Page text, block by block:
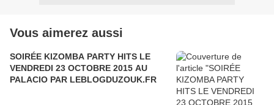
Vous aimerez aussi
SOIRÉE KIZOMBA PARTY HITS LE
VENDREDI 23 OCTOBRE 2015 AU
PALACIO PAR LEBLOGDUZOUK.FR